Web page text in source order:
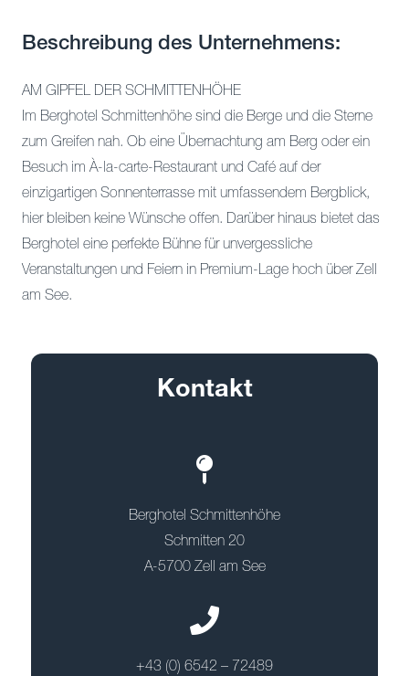
Beschreibung des Unternehmens:
AM GIPFEL DER SCHMITTENHÖHE
Im Berghotel Schmittenhöhe sind die Berge und die Sterne
zum Greifen nah. Ob eine Übernachtung am Berg oder ein
Besuch im À-la-carte-Restaurant und Café auf der
einzigartigen Sonnenterrasse mit umfassendem Bergblick,
hier bleiben keine Wünsche offen. Darüber hinaus bietet das
Berghotel eine perfekte Bühne für unvergessliche
Veranstaltungen und Feiern in Premium-Lage hoch über Zell
am See.
Kontakt
Berghotel Schmittenhöhe
Schmitten 20
A-5700 Zell am See
+43 (0) 6542 – 72489